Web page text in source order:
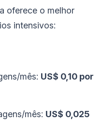
oferece o melhor
intensivos:
mês: US$ 0,10 por
mês: US$ 0,025